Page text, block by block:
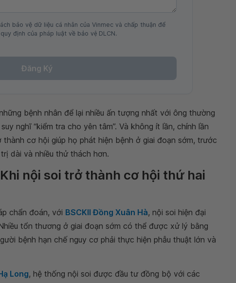
bảo vệ dữ liệu cá nhân của Vinmec và chấp thuận để
định của pháp luật về bảo vệ DLCN.
Đăng Ký
bệnh nhân để lại nhiều ấn tượng nhất với ông thường
nghĩ “kiểm tra cho yên tâm”. Và không ít lần, chính lần
cơ hội giúp họ phát hiện bệnh ở giai đoạn sớm, trước
dài và nhiều thử thách hơn.
nội soi trở thành cơ hội thứ hai
chẩn đoán, với BSCKII Đồng Xuân Hà, nội soi hiện đại
tổn thương ở giai đoạn sớm có thể được xử lý bằng
bệnh hạn chế nguy cơ phải thực hiện phẫu thuật lớn và
Long, hệ thống nội soi được đầu tư đồng bộ với các